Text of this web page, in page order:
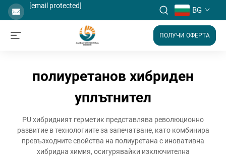
[email protected] BG
ПОЛУЧИ ОФЕРТА
полиуретанов хибриден
уплътнител
PU хибридният герметик представлява революционно
развитие в технологиите за запечатване, като комбинира
превъзходните свойства на полиуретана с иновативна
хибридна химия, осигурявайки изключителна